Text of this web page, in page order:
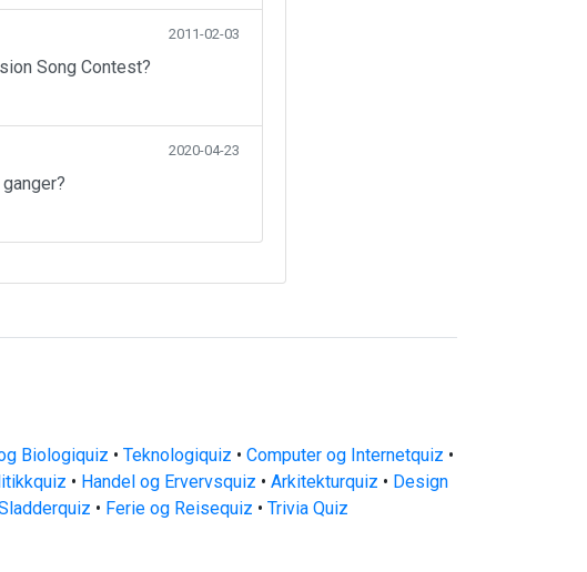
2011-02-03
Song Contest?
2020-04-23
Biologiquiz • Teknologiquiz • Computer og Internetquiz •
• Handel og Ervervsquiz • Arkitekturquiz • Design
• Ferie og Reisequiz • Trivia Quiz